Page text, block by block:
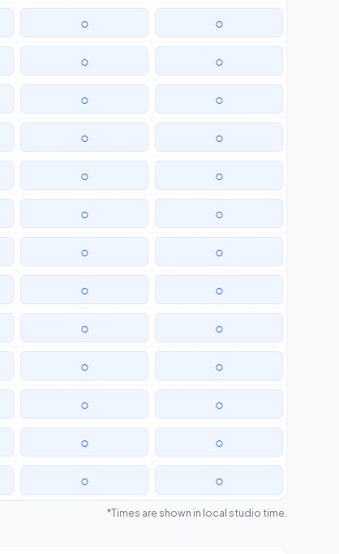
○ ○
○ ○
○ ○
○ ○
○ ○
○ ○
○ ○
○ ○
○ ○
○ ○
○ ○
○ ○
○ ○
*Times are shown in local studio time.